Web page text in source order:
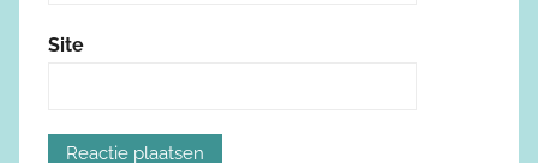
Site